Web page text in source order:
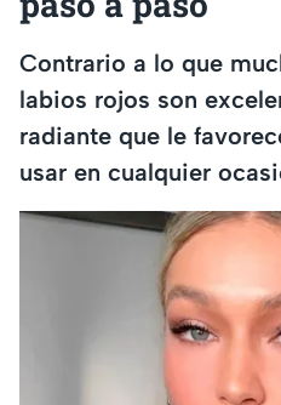
Contrario a lo que
labios rojos son
radiante que le
usar en cualquier